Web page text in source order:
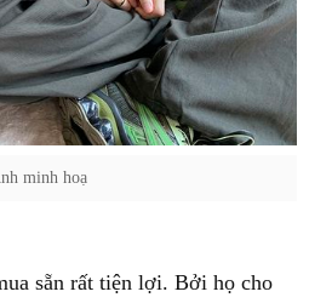
minh hoạ
sẵn rất tiện lợi. Bởi họ cho